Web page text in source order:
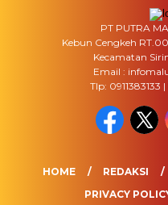
PT PUTRA
Kebun Cengkeh
Kecamatan
Email :
Tlp: 0911383133
HOME REDAKSI
PRIVACY